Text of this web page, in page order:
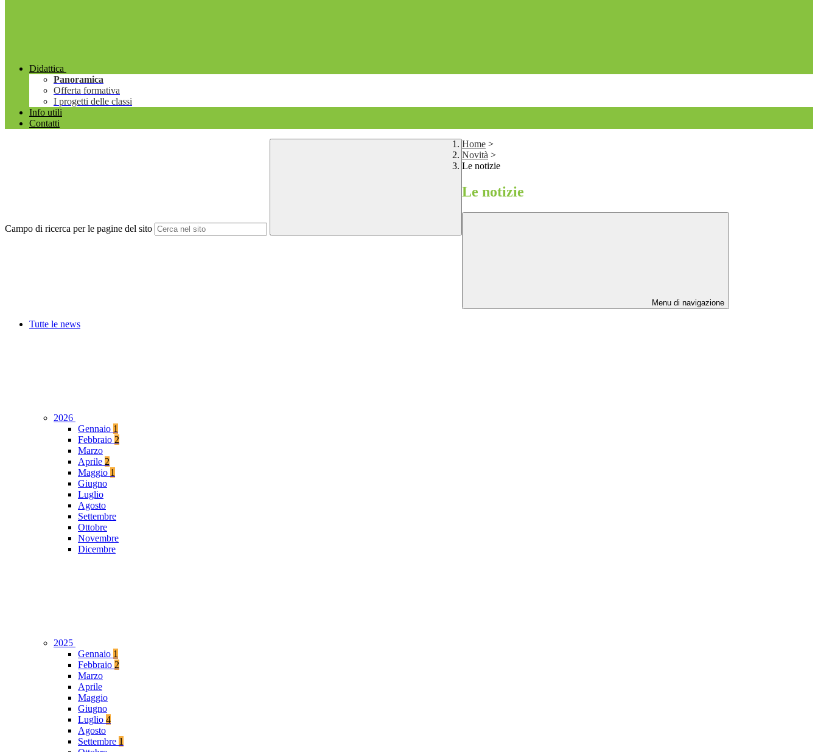
Didattica
Panoramica
Offerta formativa
I progetti delle classi
Info utili
Contatti
Campo di ricerca per le pagine del sito
Home >
Novità >
Le notizie
Le notizie
Menu di navigazione
Tutte le news
2026
Gennaio 1
Febbraio 2
Marzo
Aprile 2
Maggio 1
Giugno
Luglio
Agosto
Settembre
Ottobre
Novembre
Dicembre
2025
Gennaio 1
Febbraio 2
Marzo
Aprile
Maggio
Giugno
Luglio 4
Agosto
Settembre 1